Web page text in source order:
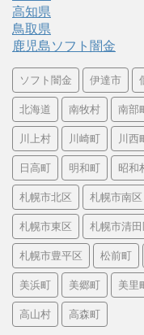
高知県
鳥取県
鹿児島ソフト闇金
ソフト闇金 伊達市
北海道 南牧村 南部
川上村 川崎町 川西
日高町 明和町 昭和
札幌市北区 札幌市南区
札幌市東区 札幌市清田
札幌市豊平区 松前町
美浜町 美郷町 美里
高山村 高森町